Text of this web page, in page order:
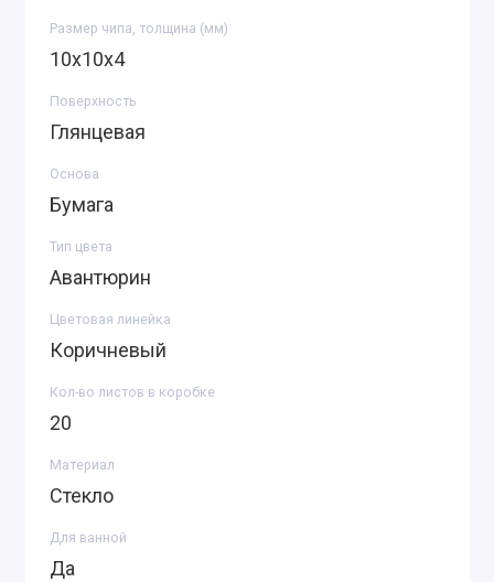
Размер чипа, толщина (мм)
10х10х4
Поверхность
Глянцевая
Основа
Бумага
Тип цвета
Авантюрин
Цветовая линейка
Коричневый
Кол-во листов в коробке
20
Материал
Стекло
Для ванной
Да